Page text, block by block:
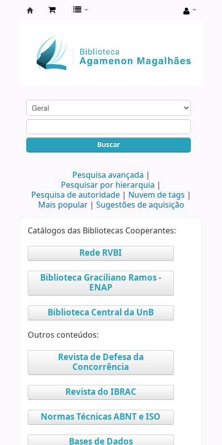
Agamenon
Magalhães
Buscar
Pesquisa avançada
Pesquisar por hierarquia
Pesquisa de autoridade
Nuvem de tags
Mais popular
Sugestões de aquisição
Catálogos das Bibliotecas Cooperantes:
Rede RVBI
Biblioteca Graciliano Ramos -
ENAP
Biblioteca Central da UnB
Outros conteúdos:
Revista de Defesa da
Concorrência
Revista do IBRAC
Normas Técnicas ABNT e ISO
Bases de Dados